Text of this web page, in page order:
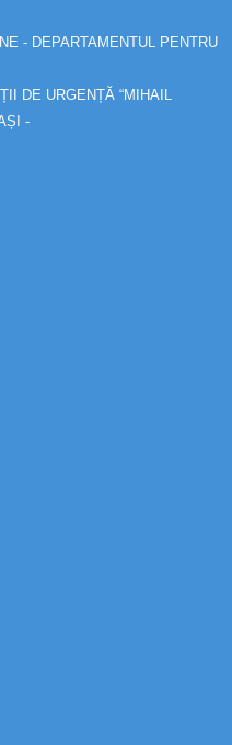
- DEPARTAMENTUL PENTRU
DE URGENȚĂ “MIHAIL
-